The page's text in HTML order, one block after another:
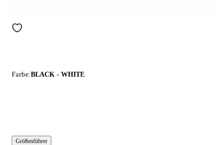
Farbe:BLACK - WHITE
Größenführer